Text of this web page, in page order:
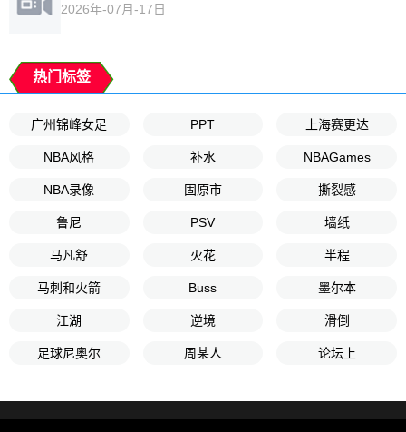
2026年-07月-17日
热门标签
广州锦峰女足 PPT 上海赛更达
NBA风格 补水 NBAGames
NBA录像 固原市 撕裂感
鲁尼 PSV 墙纸
马凡舒 火花 半程
马刺和火箭 Buss 墨尔本
江湖 逆境 滑倒
足球尼奥尔 周某人 论坛上